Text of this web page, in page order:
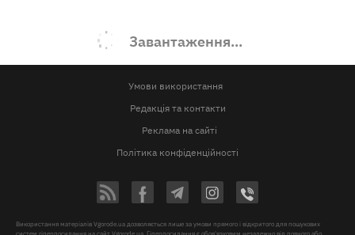
Завантаження...
Умови використання
Редакція та контакти
Реклама на сайті
Політика конфіденційності
Використання матеріалів Vgorode.ua дозволяється лише за умови прямого і відкритого для пошукових
систем гіперпосилання на сайт Vgorode.ua. Гіперпосилання є обов'язковим незалежно від повного або